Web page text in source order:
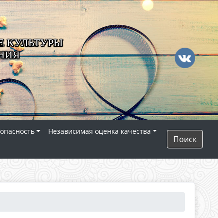
КУЛЬТУРЫ
Независимая оценка качества
Поиск